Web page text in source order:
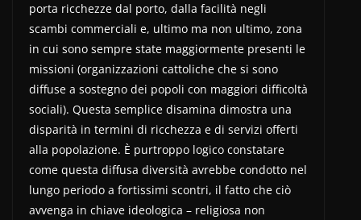
porta ricchezze dal porto, dalla facilità negli
scambi commerciali e, ultimo ma non ultimo, zona
in cui sono sempre state maggiormente presenti le
missioni (organizzazioni cattoliche che si sono
diffuse a sostegno dei popoli con maggiori difficoltà
sociali). Questa semplice disamina dimostra una
disparità in termini di ricchezza e di servizi offerti
alla popolazione. È purtroppo logico constatare
come questa diffusa diversità avrebbe condotto nel
lungo periodo a fortissimi scontri, il fatto che ciò
avvenga in chiave ideologica – religiosa non